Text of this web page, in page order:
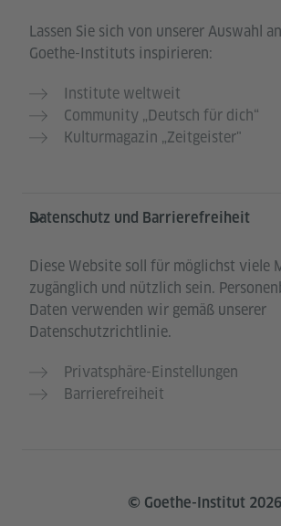
Lassen Sie sich von unserer Auswahl
Goethe-Instituts inspirieren:
Institute weltweit
Community „Deutsch für dich“
Kulturmagazin „Zeitgeister"
Datenschutz und Barrierefreiheit
Diese Website soll für möglichst viele
zugänglich und nützlich sein.
Daten verwenden wir gemäß unserer
Datenschutzrichtlinie.
Privatsphäre-Einstellungen
Barrierefreiheit
© Goethe-Institut 2026